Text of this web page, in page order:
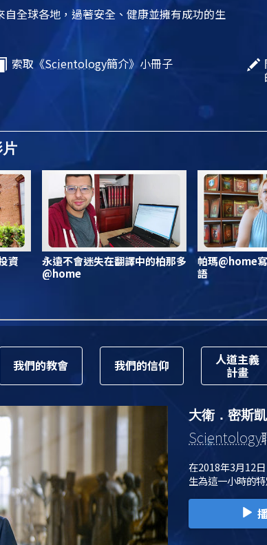
自全球各地，過著安全、健康並擁有成功的生
索取《Scientology簡介》小冊子
資
永遠不會迷失在翻譯中的柏那多
@home
帕瑪@home
語
我們的教會 我們的信仰 人道主義
計畫
大衛．密斯
Scientology
在2018年3月12
生為這一小時的